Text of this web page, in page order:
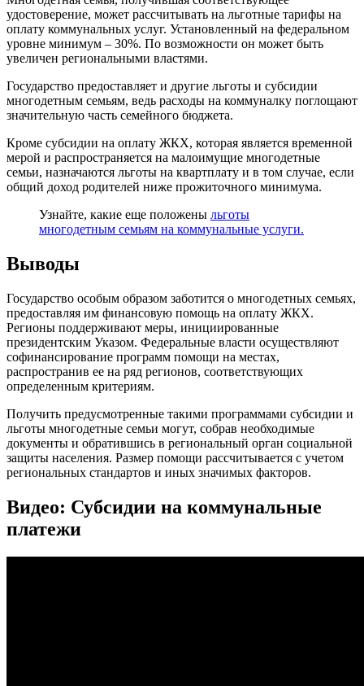
удостоверение, может рассчитывать на льготные тарифы на
оплату коммунальных услуг. Установленный на федеральном
уровне минимум – 30%. По возможности он может быть
увеличен региональными властями.
Государство предоставляет и другие льготы и субсидии
многодетным семьям, ведь расходы на коммуналку поглощают
значительную часть семейного бюджета.
Кроме субсидии на оплату ЖКХ, которая является временной
мерой и распространяется на малоимущие многодетные
семьи, назначаются льготы на квартплату и в том случае, если
общий доход родителей ниже прожиточного минимума.
Узнайте, какие еще положены льготы
многодетным семьям на коммунальные услуги.
Выводы
Государство особым образом заботится о многодетных семьях,
предоставляя им финансовую помощь на оплату ЖКХ.
Регионы поддерживают меры, инициированные
президентским Указом. Федеральные власти осуществляют
софинансирование программ помощи на местах,
распространив ее на ряд регионов, соответствующих
определенным критериям.
Получить предусмотренные такими программами субсидии и
льготы многодетные семьи могут, собрав необходимые
документы и обратившись в региональный орган социальной
защиты населения. Размер помощи рассчитывается с учетом
региональных стандартов и иных значимых факторов.
Видео: Субсидии на коммунальные
платежи